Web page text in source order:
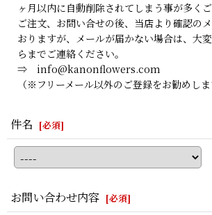
ヶ月以内に自動削除されてしまう事が多くご
ご注文、お問い合せの後、当店より確認の
おりますが、メールが届かない場合は、大
らまでご連絡ください。
⇒ info@kanonflowers.com
（※フリーメール以外のご登録をお勧めしま
件名 [必須]
お問い合わせ内容 [必須]